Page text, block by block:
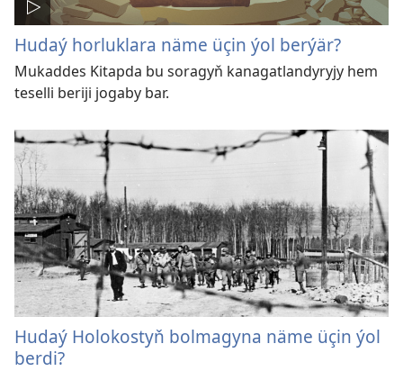
Hudaý horluklara näme üçin ýol berýär?
Mukaddes Kitapda bu soragyň kanagatlandyryjy hem
teselli beriji jogaby bar.
Hudaý Holokostyň bolmagyna näme üçin ýol
berdi?